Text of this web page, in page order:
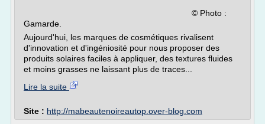
© Photo :
Gamarde.
Aujourd'hui, les marques de cosmétiques rivalisent
d'innovation et d'ingéniosité pour nous proposer des
produits solaires faciles à appliquer, des textures fluides
et moins grasses ne laissant plus de traces...
Lire la suite
Site : http://mabeautenoireautop.over-blog.com